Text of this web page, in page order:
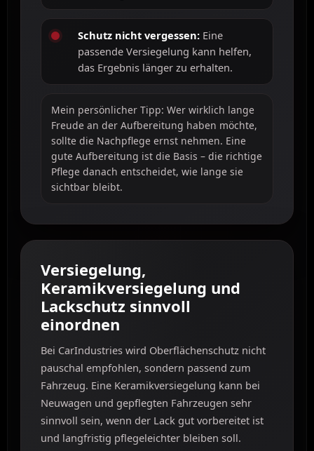
Schutz nicht vergessen: Eine
passende Versiegelung kann helfen,
das Ergebnis länger zu erhalten.
Mein persönlicher Tipp: Wer wirklich lange
Freude an der Aufbereitung haben möchte,
sollte die Nachpflege ernst nehmen. Eine
gute Aufbereitung ist die Basis – die richtige
Pflege danach entscheidet, wie lange sie
sichtbar bleibt.
Versiegelung,
Keramikversiegelung und
Lackschutz sinnvoll
einordnen
Bei CarIndustries wird Oberflächenschutz nicht
pauschal empfohlen, sondern passend zum
Fahrzeug. Eine Keramikversiegelung kann bei
Neuwagen und gepflegten Fahrzeugen sehr
sinnvoll sein, wenn der Lack gut vorbereitet ist
und langfristig pflegeleichter bleiben soll.